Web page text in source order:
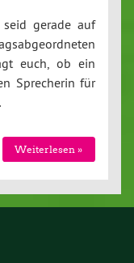
seid gerade auf
euch, ob ein
Sprecherin für
Weiterlesen »